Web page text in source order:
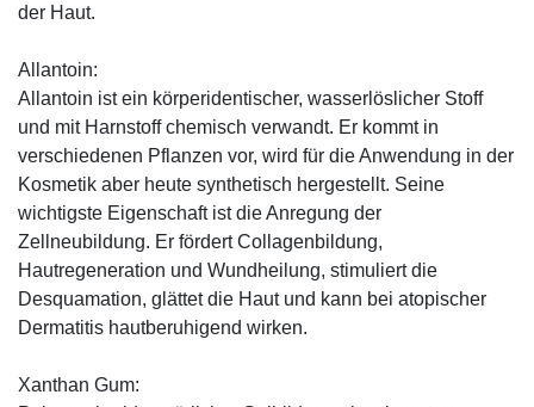
der Haut.
Allantoin:
Allantoin ist ein körperidentischer, wasserlöslicher Stoff
und mit Harnstoff chemisch verwandt. Er kommt in
verschiedenen Pflanzen vor, wird für die Anwendung in der
Kosmetik aber heute synthetisch hergestellt. Seine
wichtigste Eigenschaft ist die Anregung der
Zellneubildung. Er fördert Collagenbildung,
Hautregeneration und Wundheilung, stimuliert die
Desquamation, glättet die Haut und kann bei atopischer
Dermatitis hautberuhigend wirken.
Xanthan Gum: